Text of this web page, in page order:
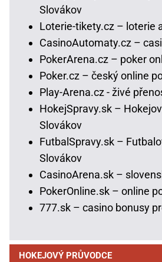
Slovákov
Loterie-tikety.cz – loterie
CasinoAutomaty.cz –
PokerArena.cz – poker
Poker.cz – český online
Play-Arena.cz - živé
HokejSpravy.sk –
Slovákov
FutbalSpravy.sk –
Slovákov
CasinoArena.sk –
PokerOnline.sk – online
777.sk – casino bonusy
HOKEJOVÝ PRŮVODCE